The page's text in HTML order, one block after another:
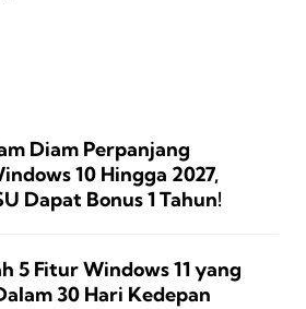
Diam Perpanjang
10 Hingga 2027,
Dapat Bonus 1 Tahun!
5 Fitur Windows 11 yang
30 Hari Kedepan